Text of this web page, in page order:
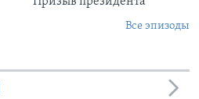
Все эпизоды